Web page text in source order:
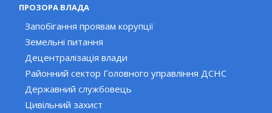
ПРОЗОРА ВЛАДА
Запобігання проявам корупції
Земельні питання
Децентралізація влади
Районний сектор Головного управління ДСНС
Державний службовець
Цивільний захист